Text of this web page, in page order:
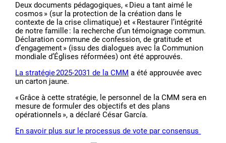
Deux documents pédagogiques, « Dieu a tant aimé le
cosmos » (sur la protection de la création dans le
contexte de la crise climatique) et « Restaurer l’intégrité
de notre famille : la recherche d’un témoignage commun.
Déclaration commune de confession, de gratitude et
d’engagement » (issu des dialogues avec la Communion
mondiale d’Églises réformées) ont été approuvés.
La stratégie 2025-2031 de la CMM a été approuvée avec
un carton jaune.
« Grâce à cette stratégie, le personnel de la CMM sera en
mesure de formuler des objectifs et des plans
opérationnels », a déclaré César García.
En savoir plus sur le processus de vote par consensus